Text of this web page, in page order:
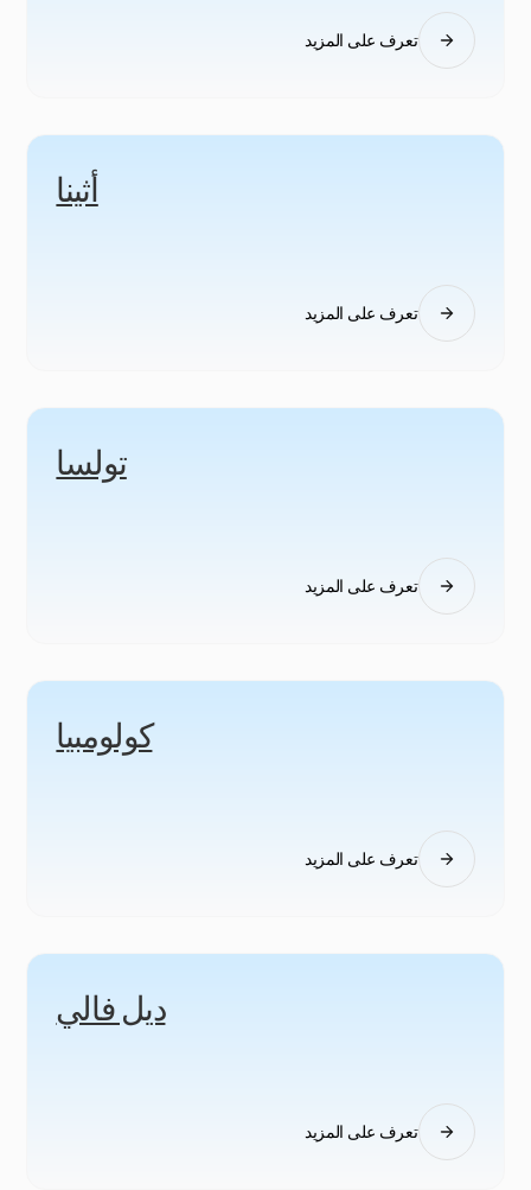
تعرف على المزيد
أثينا
تعرف على المزيد
تولسا
تعرف على المزيد
كولومبيا
تعرف على المزيد
ديل فالي
تعرف على المزيد